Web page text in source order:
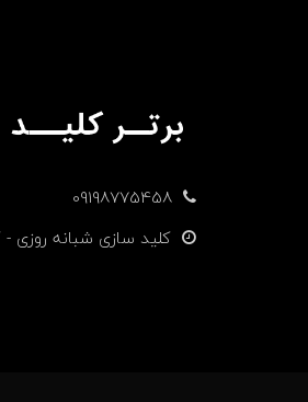
09198775458
کلید سازی شبانه روزی